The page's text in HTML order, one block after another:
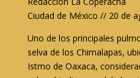
Ciudad de México // 20 de
Uno de los principales
selva de los Chimalapas,
Istmo de Oaxaca,